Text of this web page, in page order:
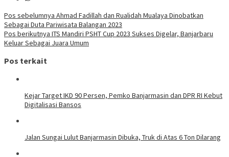
Navigasi
pos
Pos sebelumnya Ahmad Fadillah dan Rualidah Mualaya Dinobatkan
Sebagai Duta Pariwisata Balangan 2023
Pos berikutnya ITS Mandiri PSHT Cup 2023 Sukses Digelar, Banjarbaru
Keluar Sebagai Juara Umum
Pos terkait
Kejar Target IKD 90 Persen, Pemko Banjarmasin dan DPR RI Kebut
Digitalisasi Bansos
Jalan Sungai Lulut Banjarmasin Dibuka, Truk di Atas 6 Ton Dilarang